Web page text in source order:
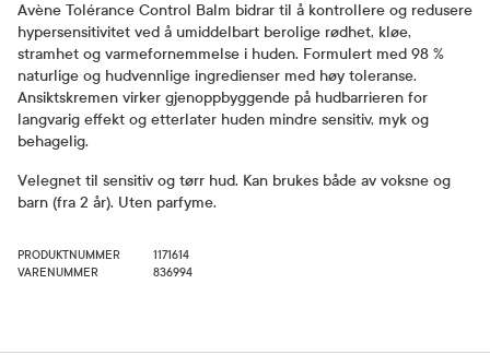
Avène Tolérance Control Balm bidrar til å kontrollere og redusere
hypersensitivitet ved å umiddelbart berolige rødhet, kløe,
stramhet og varmefornemmelse i huden. Formulert med 98 %
naturlige og hudvennlige ingredienser med høy toleranse.
Ansiktskremen virker gjenoppbyggende på hudbarrieren for
langvarig effekt og etterlater huden mindre sensitiv, myk og
behagelig.
Velegnet til sensitiv og tørr hud. Kan brukes både av voksne og
barn (fra 2 år). Uten parfyme.
PRODUKTNUMMER
1171614
VARENUMMER
836994